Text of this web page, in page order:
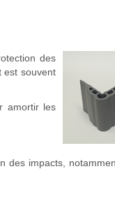
des
est souvent
amortir les
des impacts,